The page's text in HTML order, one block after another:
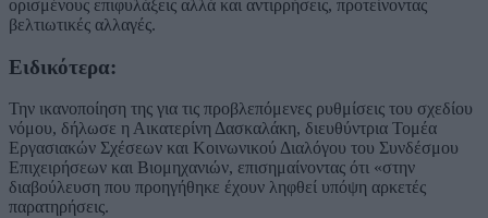
ορισμένους επιφυλάξεις αλλά και αντιρρήσεις, προτείνοντας
βελτιωτικές αλλαγές.
Ειδικότερα:
Την ικανοποίηση της για τις προβλεπόμενες ρυθμίσεις του σχεδίου
νόμου, δήλωσε η Αικατερίνη Δασκαλάκη, διευθύντρια Τομέα
Εργασιακών Σχέσεων και Κοινωνικού Διαλόγου του Συνδέσμου
Επιχειρήσεων και Βιομηχανιών, επισημαίνοντας ότι «στην
διαβούλευση που προηγήθηκε έχουν ληφθεί υπόψη αρκετές
παρατηρήσεις.